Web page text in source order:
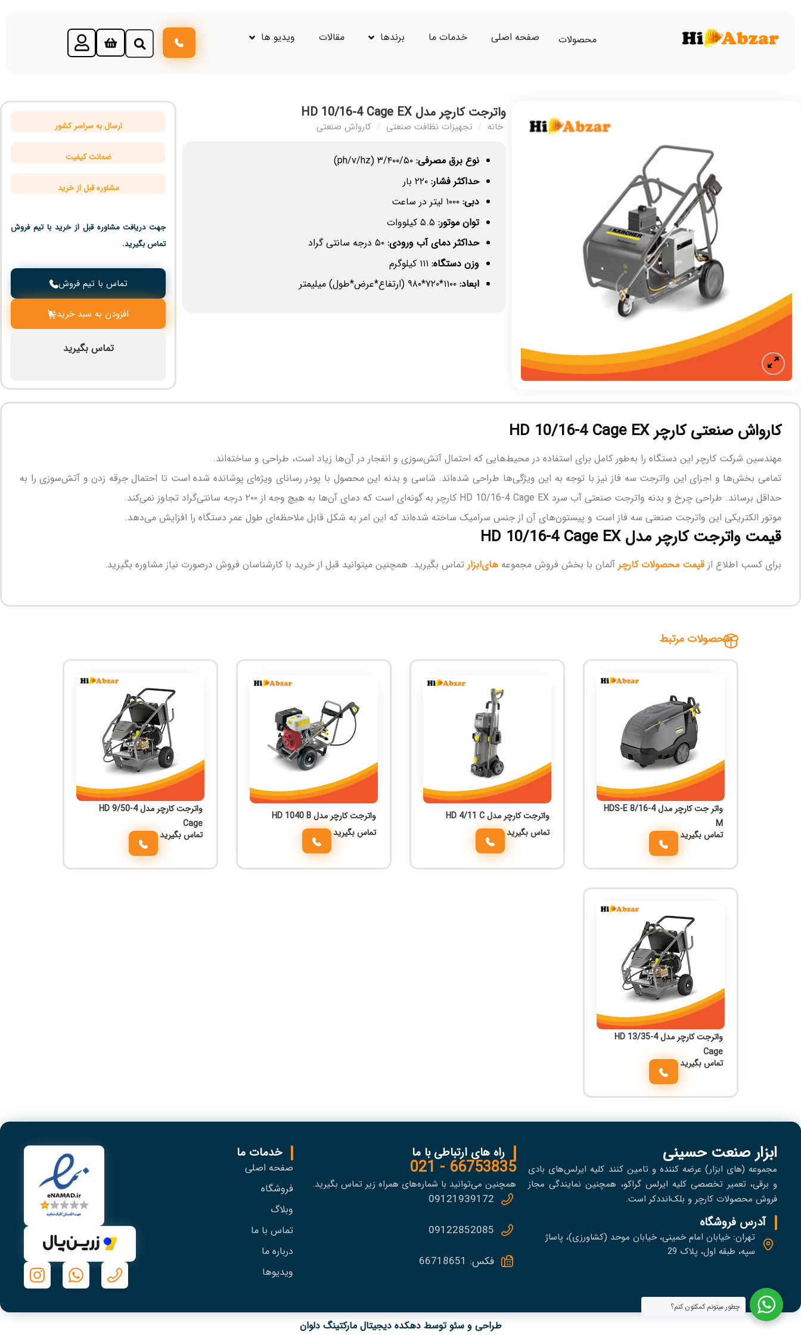
محصولات صفحه اصلی خدمات ما برندها مقالات ویدیو ها
واترجت کارچر مدل HD 10/16-4 Cage EX
خانه / تجهیزات نظافت صنعتی / کارواش صنعتی
نوع برق مصرفی: ۳/۴۰۰/۵۰ (ph/v/hz)
حداکثر فشار: ۲۲۰ بار
دبی: ۱۰۰۰ لیتر در ساعت
توان موتور:
حداکثر دمای آب ورودی: ۵۰ درجه سانتی گراد
وزن دستگاه:
ابعاد: ۱۱۰۰*۷۲۰*۹۸۰ (ارتفاع*عرض*طول) میلیمتر
ارسال به سراسر کشور
ضمانت کیفیت
مشاوره قبل از خرید
جهت دریافت مشاوره قبل از خرید با تیم فروش
تماس بگیرید.
تماس با تیم فروش
افزودن به سبد خرید
تماس بگیرید
کارواش صنعتی کارچر HD 10/16-4 Cage EX
مهندسین شرکت کارچر این دستگاه را به‌طور کامل برای استفاده در محیط‌هایی که احتمال آتش‌سوزی و انفجار در آن‌ها زیاد است، طراحی و ساخته‌اند.
تمامی بخش‌ها و اجزای این واترجت سه فاز نیز با توجه به این ویژگی‌ها طراحی شده‌اند. شاسی و بدنه این محصول با پودر رسانای ویژه‌ای پوشانده شده است تا احتمال جرقه زدن و آتش‌سوزی را به
حداقل برساند. طراحی چرخ و بدنه واترجت صنعتی آب سرد HD 10/16-4 Cage EX کارچر به گونه‌ای است که دمای آن‌ها به هیچ وجه از ۲۰۰ درجه سانتی‌گراد تجاوز نمی‌کند.
موتور الکتریکی این واترجت صنعتی سه فاز است و پیستون‌های آن از جنس سرامیک ساخته شده‌اند که این امر به شکل قابل ملاحظه‌ای طول عمر دستگاه را افزایش می‌دهد.
قیمت واترجت کارچر مدل HD 10/16-4 Cage EX
برای کسب اطلاع از قیمت محصولات کارچر آلمان با بخش فروش مجموعه های‌ابزار تماس بگیرید. همچنین میتوانید قبل از خرید با کارشناسان فروش درصورت نیاز مشاوره بگیرید.
محصولات مرتبط
واتر جت کارچر مدل HDS-E 8/16-4
M
تماس بگیرید
واترجت کارچر مدل HD 4/11 C
تماس بگیرید
واترجت کارچر مدل HD 1040 B
تماس بگیرید
واترجت کارچر مدل HD 9/50-4
Cage
تماس بگیرید
واترجت کارچر مدل HD 13/35-4
Cage
تماس بگیرید
ابزار صنعت حسینی
مجموعه (های ابزار) عرضه کننده و تامین کنند کلیه ایرلس‌های بادی
و برقی، تعمير تخصصی کلیه ایرلس گراکو، همچنین نمایندگی مجاز
فروش محصولات کارچر و بلک‌انددکر است.
آدرس فروشگاه
تهران: خیابان امام خمینی، خیابان موحد (کشاورزی)، پاساژ
سپه، طبقه اول، پلاک 29
راه های ارتباطی با ما
66753835 - 021
همچنین می‌توانید با شماره‌های همراه زیر تماس بگیرید.
09121939172
09122852085
فکس: 66718651
خدمات ما
صفحه اصلی
فروشگاه
وبلاگ
تماس با ما
درباره ما
ویدیوها
طراحی و سئو توسط دهکده دیجیتال مارکتینگ دلوان
چطور میتونم کمکتون کنم؟